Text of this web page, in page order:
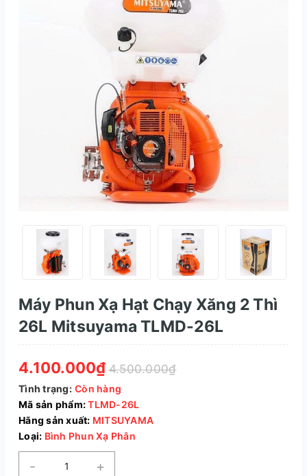
Máy Phun Xạ Hạt Chạy Xăng 2 Thì
26L Mitsuyama TLMD-26L
4.100.000₫ 4.500.000₫
Tình trạng: Còn hàng
Mã sản phẩm:TLMD-26L
Hãng sản xuất: MITSUYAMA
Loại: Bình Phun Xạ Phân
- +